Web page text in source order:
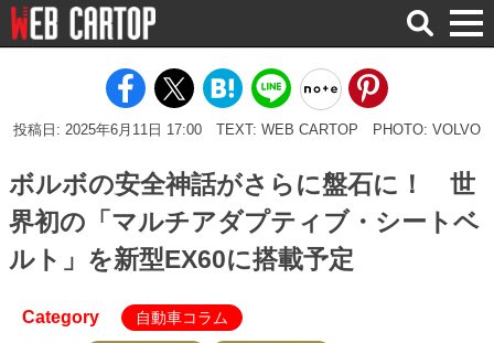
検
索
投稿日: 2025年6月11日 17:00 TEXT: WEB CARTOP PHOTO: VOLVO
ボルボの安全神話がさらに盤石に！ 世
界初の「マルチアダプティブ・シートベ
ルト」を新型EX60に搭載予定
Category 自動車コラム